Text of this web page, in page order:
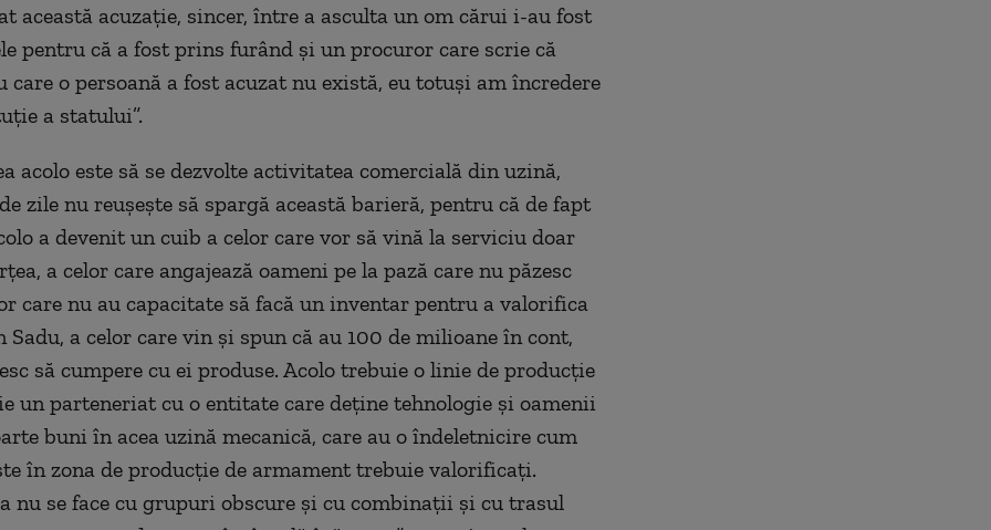
această acuzație, sincer, între a asculta un om cărui i-au fost
pentru că a fost prins furând și un procuror care scrie că
care o persoană a fost acuzat nu există, eu totuși am încredere
a statului”.
acolo este să se dezvolte activitatea comercială din uzină,
zile nu reușește să spargă această barieră, pentru că de fapt
a devenit un cuib a celor care vor să vină la serviciu doar
a celor care angajează oameni pe la pază care nu păzesc
care nu au capacitate să facă un inventar pentru a valorifica
a celor care vin și spun că au 100 de milioane în cont,
să cumpere cu ei produse. Acolo trebuie o linie de producție
un parteneriat cu o entitate care deține tehnologie și oamenii
buni în acea uzină mecanică, care au o îndeletnicire cum
în zona de producție de armament trebuie valorificați.
nu se face cu grupuri obscure și cu combinații și cu trasul